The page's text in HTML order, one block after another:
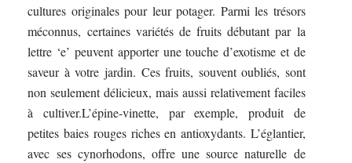
cultures originales pour leur potager. Parmi les trésors
méconnus, certaines variétés de fruits débutant par la
lettre ‘e’ peuvent apporter une touche d’exotisme et de
saveur à votre jardin. Ces fruits, souvent oubliés, sont
non seulement délicieux, mais aussi relativement faciles
à cultiver.L’épine-vinette, par exemple, produit de
petites baies rouges riches en antioxydants. L’églantier,
avec ses cynorhodons, offre une source naturelle de